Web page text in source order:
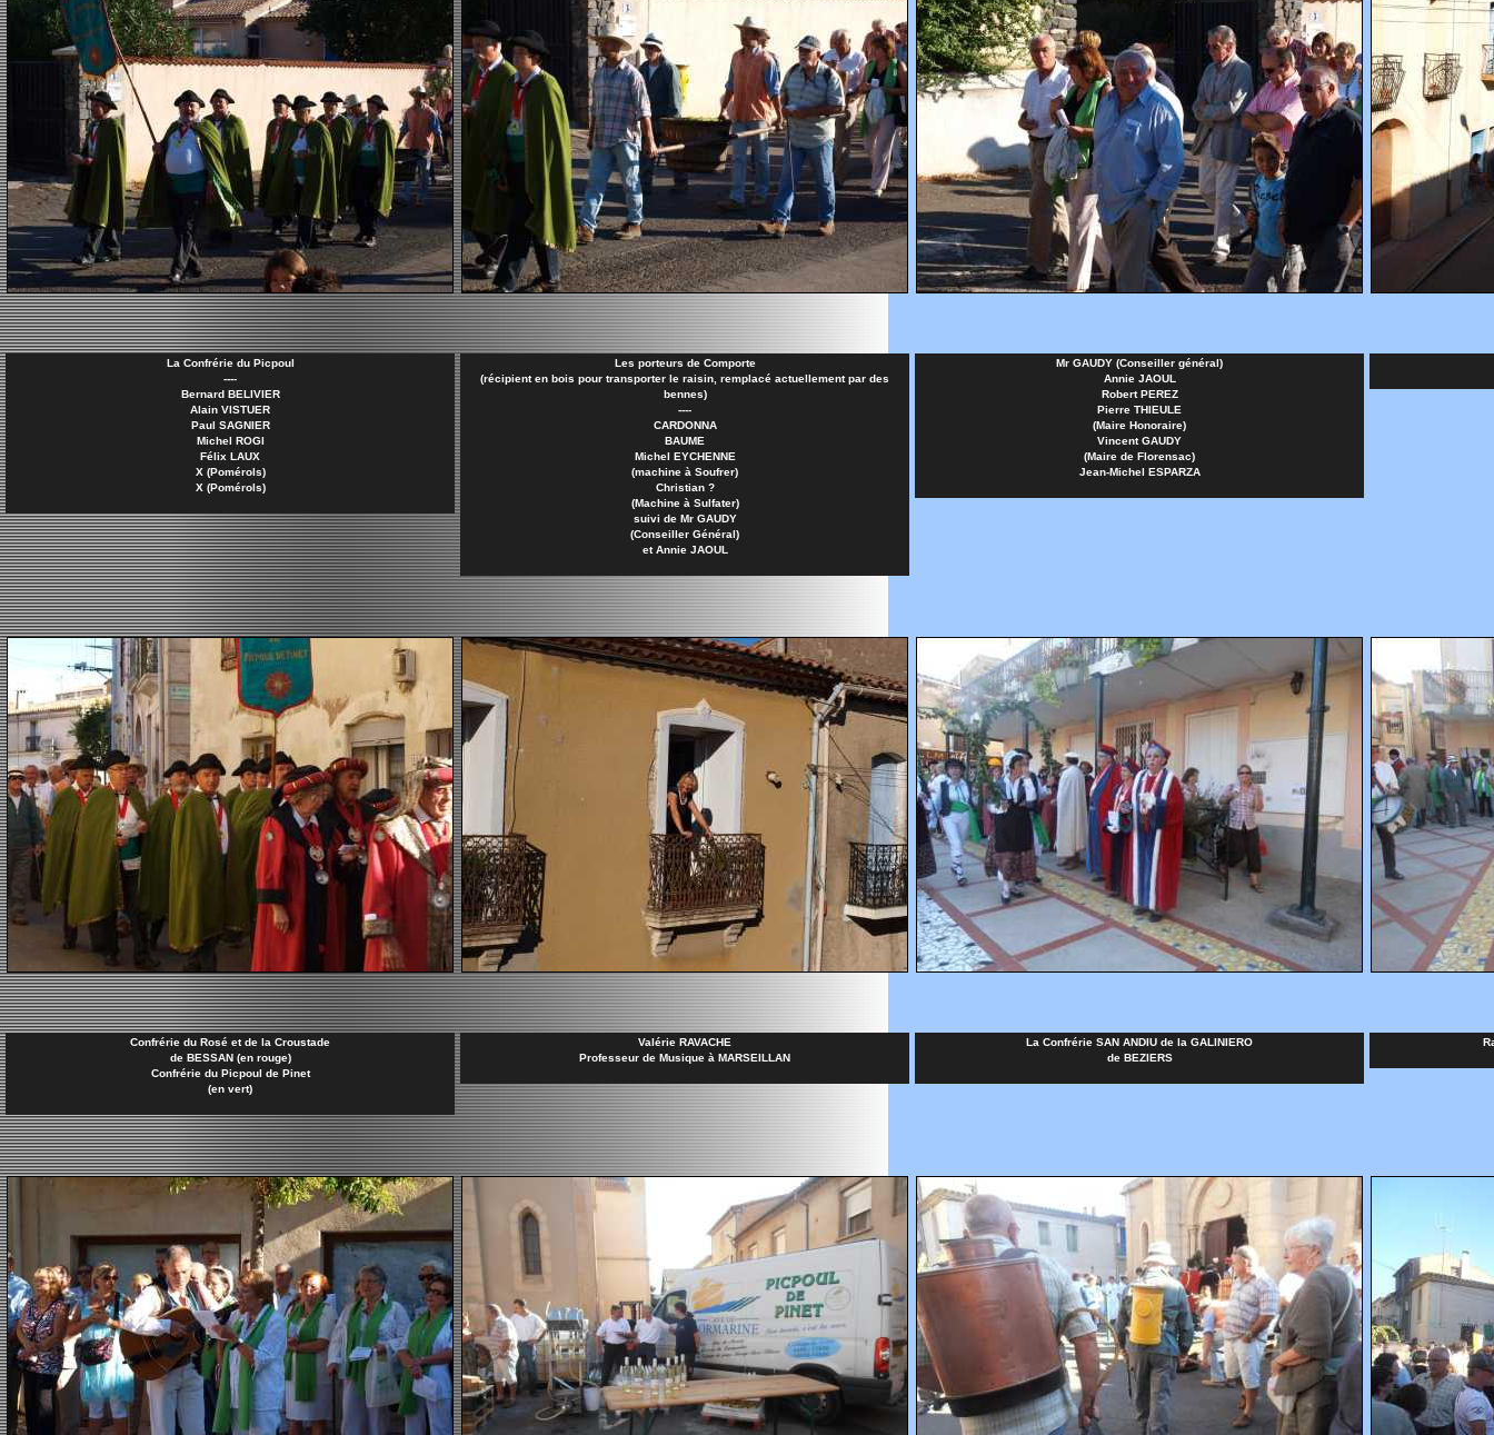
La Confrérie du Picpoul
----
Bernard BELIVIER
Alain VISTUER
Paul SAGNIER
Michel ROGI
Félix LAUX
X (Pomérols)
X (Pomérols)
Les porteurs de Comporte
(récipient en bois pour transporter le raisin, remplacé actuellement par des
bennes)
----
CARDONNA
BAUME
Michel EYCHENNE
(machine à Soufrer)
Christian ?
(Machine à Sulfater)
suivi de Mr GAUDY
(Conseiller Général)
et Annie JAOUL
Mr GAUDY (Conseiller général)
Annie JAOUL
Robert PEREZ
Pierre THIEULE
(Maire Honoraire)
Vincent GAUDY
(Maire de Florensac)
Jean-Michel ESPARZA
Confrérie du Rosé et de la Croustade
de BESSAN (en rouge)
Confrérie du Picpoul de Pinet
(en vert)
Valérie RAVACHE
Professeur de Musique à MARSEILLAN
La Confrérie SAN ANDIU de la GALINIERO
de BEZIERS